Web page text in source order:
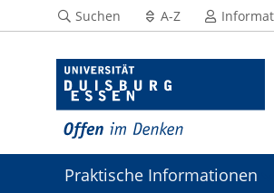
Suchen A-Z
Praktische Informationen